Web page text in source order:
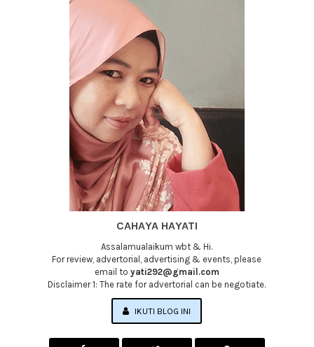
CAHAYA HAYATI
Assalamualaikum wbt & Hi.
For review, advertorial, advertising & events, please
email to yati292@gmail.com
Disclaimer 1: The rate for advertorial can be negotiate.
IKUTI BLOG INI